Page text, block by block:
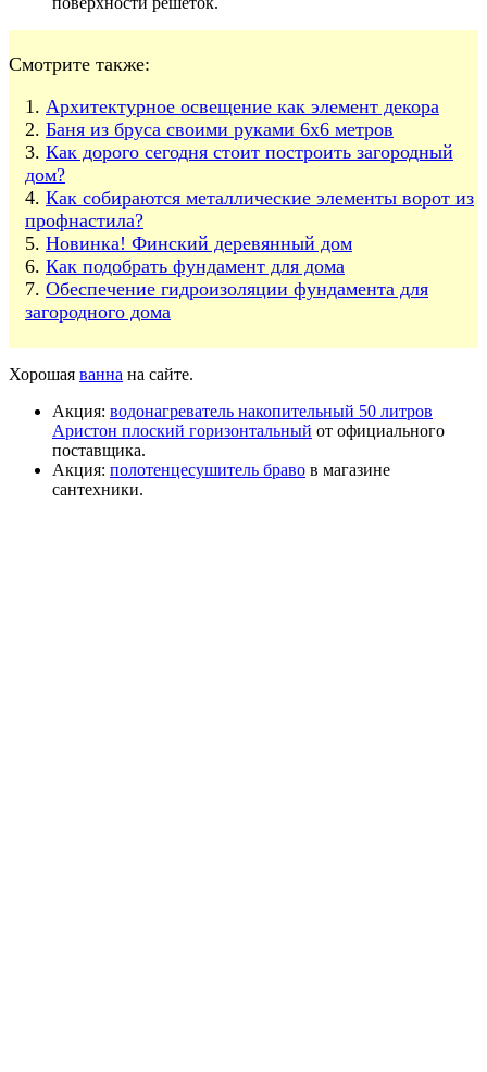
Смотрите также:
Архитектурное освещение как элемент декора
Баня из бруса своими руками 6х6 метров
Как дорого сегодня стоит построить загородный
дом?
Как собираются металлические элементы ворот из
профнастила?
Новинка! Финский деревянный дом
Как подобрать фундамент для дома
Обеспечение гидроизоляции фундамента для
загородного дома
Хорошая ванна на сайте.
Акция: водонагреватель накопительный 50 литров
Аристон плоский горизонтальный от официального
поставщика.
Акция: полотенцесушитель браво в магазине
сантехники.